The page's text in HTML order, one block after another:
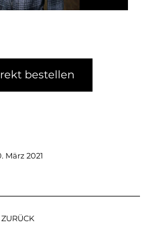
bestellen
März 2021
ZURÜCK